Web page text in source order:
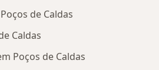
de Caldas
Caldas
Poços de Caldas